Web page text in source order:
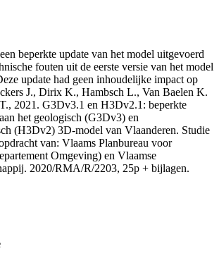
beperkte update van het model uitgevoerd
fouten uit de eerste versie van het model
update had geen inhoudelijke impact op
J., Dirix K., Hambsch L., Van Baelen K.
2021. G3Dv3.1 en H3Dv2.1: beperkte
het geologisch (G3Dv3) en
(H3Dv2) 3D-model van Vlaanderen. Studie
van: Vlaams Planbureau voor
Omgeving) en Vlaamse
2020/RMA/R/2203, 25p + bijlagen.